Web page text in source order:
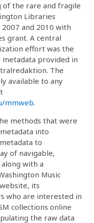
of the rare and fragile
Libraries
and 2010 with
grant. A central
effort was the
metadata provided in
The
available to any
mmweb.
methods that were
into
to
of navigable,
with a
Music
its
who are interested in
collections online
the raw data